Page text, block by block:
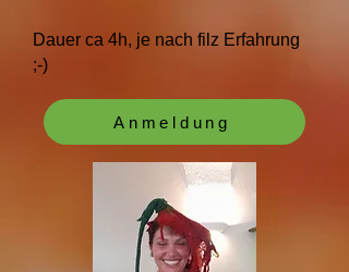
Dauer ca 4h, je nach filz Erfahrung
;-)
Anmeldung